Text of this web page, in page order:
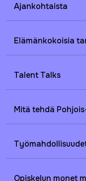
Ajankohtaista
Elämänkokoisia
Talent Talks
Mitä tehdä
Opiskelun monet